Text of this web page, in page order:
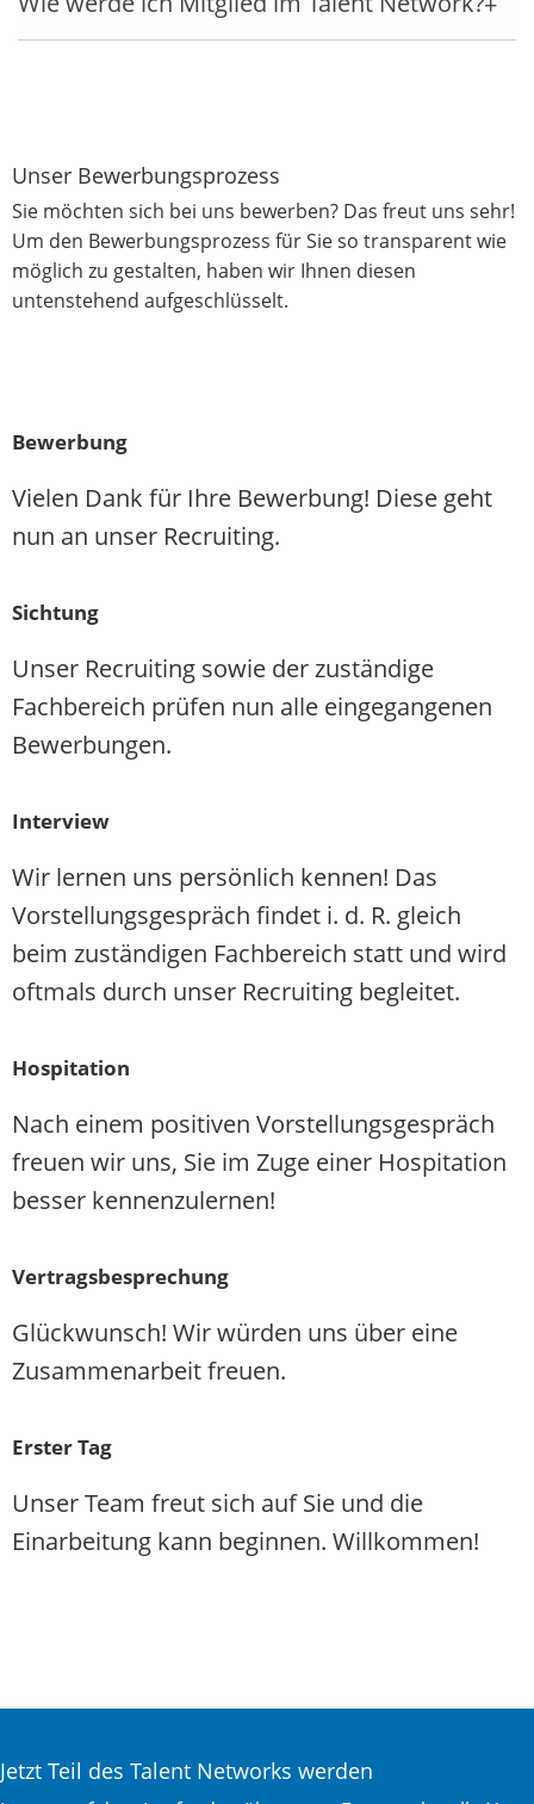
Unser Bewerbungsprozess
Sie möchten sich bei uns bewerben? Das freut uns sehr!
Um den Bewerbungsprozess für Sie so transparent wie
möglich zu gestalten, haben wir Ihnen diesen
untenstehend aufgeschlüsselt.
Bewerbung
Vielen Dank für Ihre Bewerbung! Diese geht
nun an unser Recruiting.
Sichtung
Unser Recruiting sowie der zuständige
Fachbereich prüfen nun alle eingegangenen
Bewerbungen.
Interview
Wir lernen uns persönlich kennen! Das
Vorstellungsgespräch findet i. d. R. gleich
beim zuständigen Fachbereich statt und wird
oftmals durch unser Recruiting begleitet.
Hospitation
Nach einem positiven Vorstellungsgespräch
freuen wir uns, Sie im Zuge einer Hospitation
besser kennenzulernen!
Vertragsbesprechung
Glückwunsch! Wir würden uns über eine
Zusammenarbeit freuen.
Erster Tag
Unser Team freut sich auf Sie und die
Einarbeitung kann beginnen. Willkommen!
Jetzt Teil des Talent Networks werden